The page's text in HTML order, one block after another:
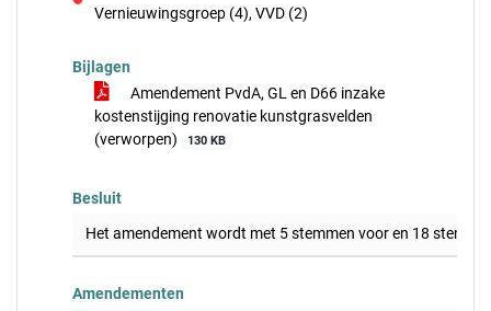
tegenVernieuwingsgroep (4), VVD (2)
Bijlagen
Amendement PvdA, GL en D66 inzake
kostenstijging renovatie kunstgrasvelden
(verworpen)
130 KB
Besluit
Het amendement wordt met 5 stemmen voor en 18
Amendementen